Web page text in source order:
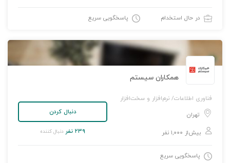
در حال استخدام پاسخگویی سریع
همکاران سیستم
فناوری اطلاعات/ نرم‌افزار و سخت‌افزار
تهران
بیش‌از ۱,۰۰۰ نفر
دنبال کردن
۲۳۹ نفر دنبال کننده
پاسخگویی سریع